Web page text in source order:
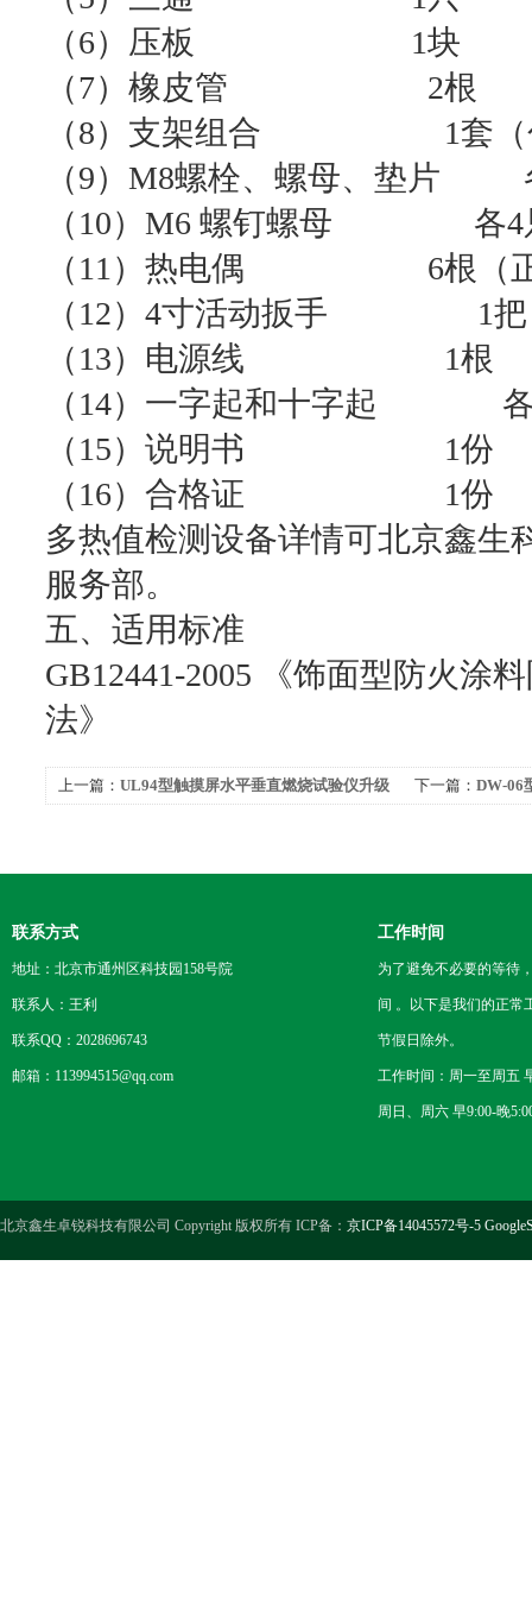
（6）压板 1块
（7）橡皮管 2根
（8）支架组合 1套（包
（9）M8螺栓、螺母、垫片
（10）M6 螺钉螺母 各4只
（11）热电偶 6根（正面
（12）4寸活动扳手 1把
（13）电源线 1根
（14）一字起和十字起 各
（15）说明书 1份
（16）合格证 1份
多热值检测设备详情可北京鑫生
服务部。
五、适用标准
GB12441-2005 《饰面型防火涂
法》
上一篇： UL94型触摸屏水平垂直燃烧试验仪升级 下一篇： DW-06
联系方式
地址：北京市通州区科技园158号院
联系人：王利
联系QQ：2028696743
邮箱：113994515@qq.com
工作时间
为了避免不必要的等待
间 。以下是我们的正常
节假日除外。
工作时间：周一至周五
周日、周六 早9:00-晚
北京鑫生卓锐科技有限公司 Copyright 版权所有 ICP备： 京ICP备14045572号-5